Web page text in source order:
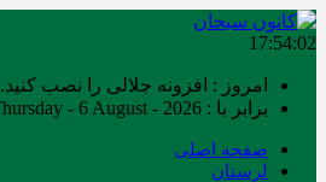
17:54:02
امروز : افزونه جلالی را نصب کنید.
برابر با : Thursday - 6 August - 2026
صفحه اصلی
لرستان